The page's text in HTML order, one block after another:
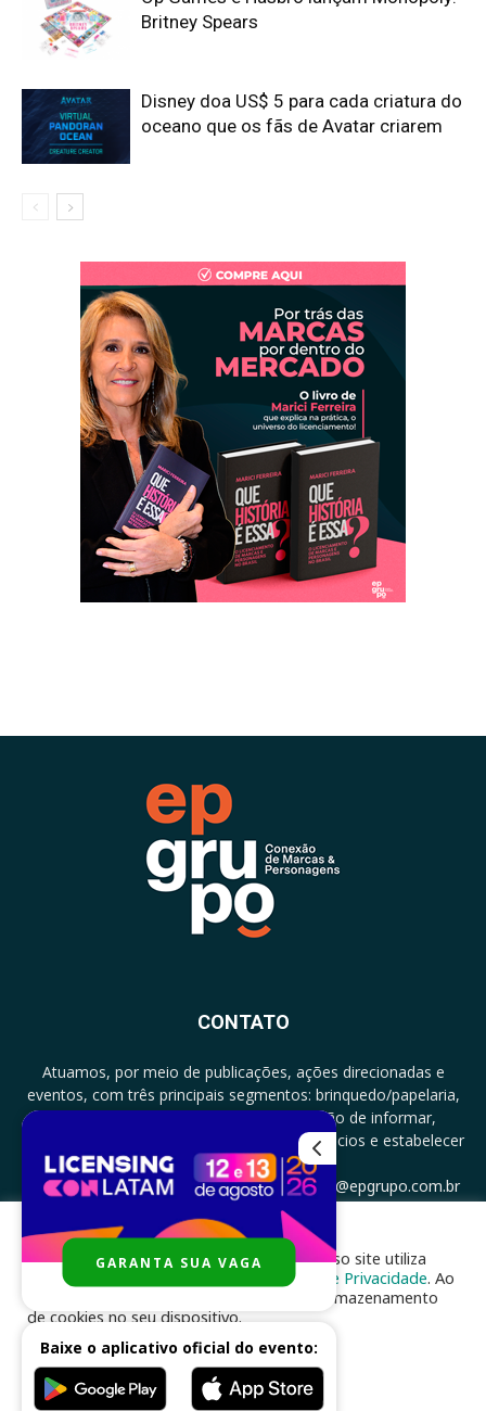
Britney Spears
Disney doa US$ 5 para cada criatura do
oceano que os fãs de Avatar criarem
CONTATO
Atuamos, por meio de publicações, ações direcionadas e
eventos, com três principais segmentos: brinquedo/papelaria,
licenciamento e zero a três com a missão de informar,
documentar, proporcionar encontro de negócios e estabelecer
parcerias.
CONTATO: +5511994513097 - atendimento@epgrupo.com.br
SIGA-NOS
Para melhor experiência e navegação, nosso site utiliza
cookies, de acordo com a nossa
Política de Privacidade. Ao
clicar em “aceito”, você concorda com o armazenamento
de cookies no seu dispositivo.
ACEITAR
GARANTA SUA VAGA
Baixe o aplicativo oficial do evento: